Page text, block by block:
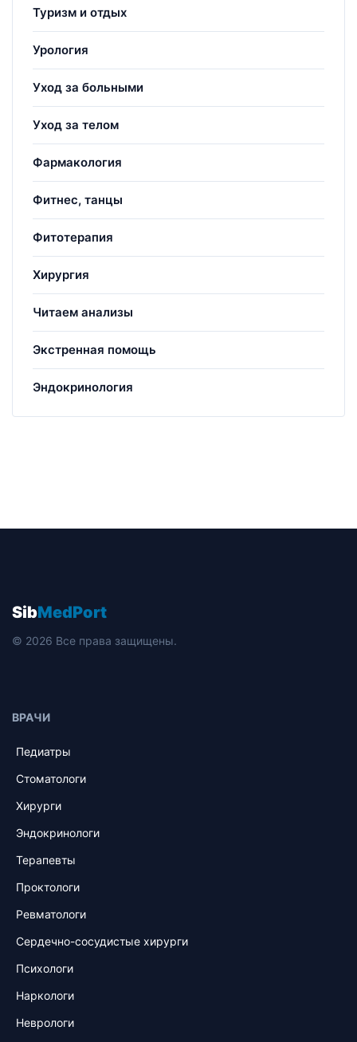
Туризм и отдых
Урология
Уход за больными
Уход за телом
Фармакология
Фитнес, танцы
Фитотерапия
Хирургия
Читаем анализы
Экстренная помощь
Эндокринология
SibMedPort
© 2026 Все права защищены.
ВРАЧИ
Педиатры
Стоматологи
Хирурги
Эндокринологи
Терапевты
Проктологи
Ревматологи
Сердечно-сосудистые хирурги
Психологи
Наркологи
Неврологи